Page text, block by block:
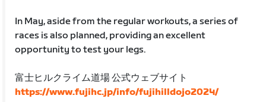
In May, aside from the regular workouts, a series of
races is also planned, providing an excellent
opportunity to test your legs.
富士ヒルクライム道場 公式ウェブサイト
https://www.fujihc.jp/info/fujihilldojo2024/